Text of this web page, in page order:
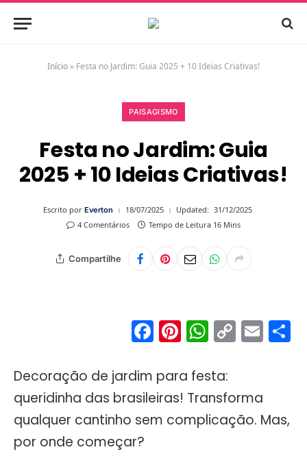
Início » Festa no Jardim: Guia 2025 + 10 Ideias Criativas!
PAISAGISMO
Festa no Jardim: Guia
2025 + 10 Ideias Criativas!
Escrito por Everton 18/07/2025 Updated: 31/12/2025
4 Comentários
Tempo de Leitura 16 Mins
Compartilhe
Facebook
Pinterest
Copy
Link
Decoração de jardim para festa:
queridinha das brasileiras! Transforma
qualquer cantinho sem complicação. Mas,
por onde começar?